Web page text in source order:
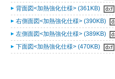
背面図<加熱強化仕様> (361KB)
右側面図<加熱強化仕様> (390KB)
左側面図<加熱強化仕様> (389KB)
下面図<加熱強化仕様> (470KB)